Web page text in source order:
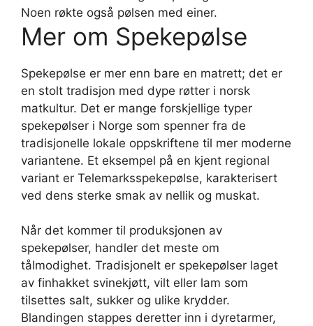
Noen røkte også pølsen med einer.
Mer om Spekepølse
Spekepølse er mer enn bare en matrett; det er
en stolt tradisjon med dype røtter i norsk
matkultur. Det er mange forskjellige typer
spekepølser i Norge som spenner fra de
tradisjonelle lokale oppskriftene til mer moderne
variantene. Et eksempel på en kjent regional
variant er Telemarksspekepølse, karakterisert
ved dens sterke smak av nellik og muskat.
Når det kommer til produksjonen av
spekepølser, handler det meste om
tålmodighet. Tradisjonelt er spekepølser laget
av finhakket svinekjøtt, vilt eller lam som
tilsettes salt, sukker og ulike krydder.
Blandingen stappes deretter inn i dyretarmer,